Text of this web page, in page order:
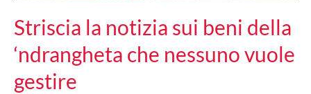
Striscia la notizia sui beni della
‘ndrangheta che nessuno vuole
gestire